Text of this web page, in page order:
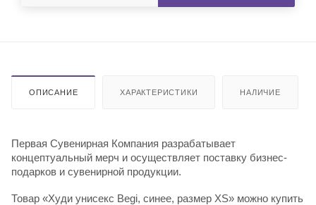
ОПИСАНИЕ ХАРАКТЕРИСТИКИ НАЛИЧИЕ
Первая Сувенирная Компания разрабатывает
концептуальный мерч и осуществляет поставку бизнес-
подарков и сувенирной продукции.
Товар «Худи унисекс Begi, синее, размер XS» можно купить